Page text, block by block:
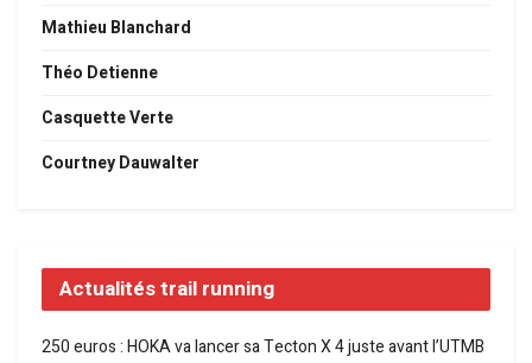
Mathieu Blanchard
Théo Detienne
Casquette Verte
Courtney Dauwalter
Actualités trail running
250 euros : HOKA va lancer sa Tecton X 4 juste avant l’UTMB